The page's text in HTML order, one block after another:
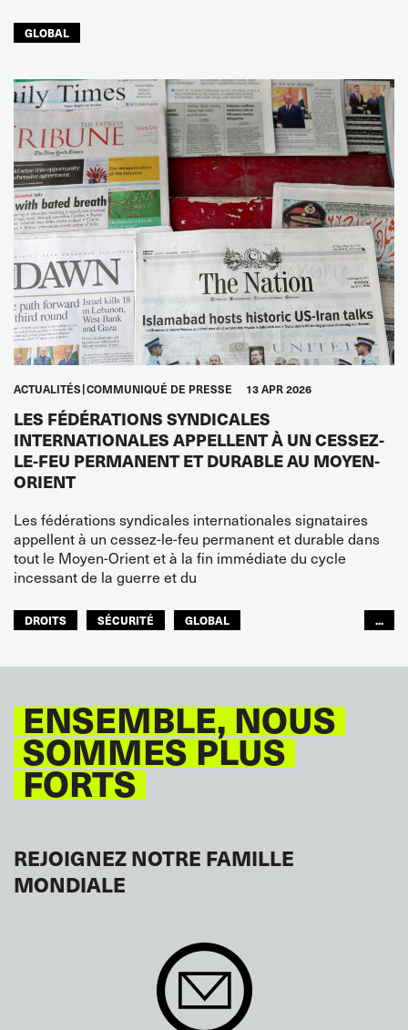
GLOBAL
ACTUALITÉS COMMUNIQUÉ DE PRESSE 13 APR 2026
LES FÉDÉRATIONS SYNDICALES
INTERNATIONALES APPELLENT À UN CESSEZ-
LE-FEU PERMANENT ET DURABLE AU MOYEN-
ORIENT
Les fédérations syndicales internationales signataires
appellent à un cessez-le-feu permanent et durable dans
tout le Moyen-Orient et à la fin immédiate du cycle
incessant de la guerre et du
DROITS SÉCURITÉ
GLOBAL
...
ENSEMBLE, NOUS
SOMMES PLUS
FORTS
REJOIGNEZ NOTRE FAMILLE
MONDIALE